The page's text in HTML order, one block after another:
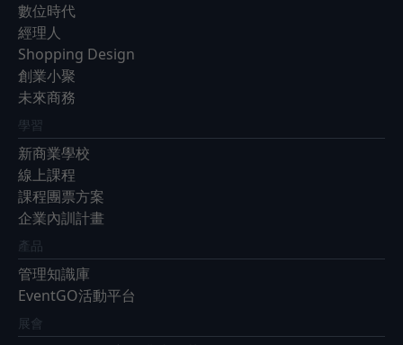
數位時代
經理人
Shopping Design
創業小聚
未來商務
學習
新商業學校
線上課程
課程團票方案
企業內訓計畫
產品
管理知識庫
EventGO活動平台
展會